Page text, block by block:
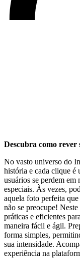
Descubra como ‌rever
No ‌vasto universo ⁤do⁣
⁣história e ⁣cada ⁢clique é
usuários se perdem em
⁢especiais. Às vezes,
aquela foto perfeita
não ‌se preocupe!
práticas e​ eficientes
maneira⁢ fácil ⁣e ágil.
forma⁤ simples,
sua intensidade.⁣
experiência ​na